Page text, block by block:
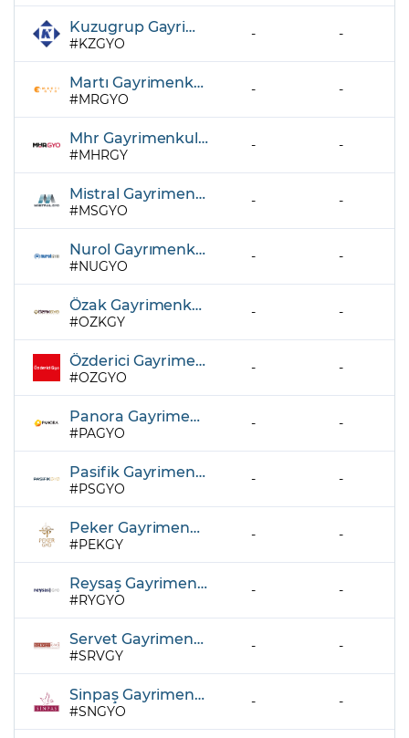
Kuzugrup Gayrimenkul Yatırım Ortaklığı A.Ş.
KZGYO
- -
Martı Gayrimenkul Yatırım Ortaklığı A.Ş.
MRGYO
- -
Mhr Gayrimenkul Yatırım Ortaklığı A.Ş.
MHRGY
- -
Mistral Gayrimenkul Yatırım Ortaklığı A.Ş.
MSGYO
- -
Nurol Gayrımenkul Yatırım Ortaklığı A.Ş.
NUGYO
- -
Özak Gayrimenkul Yatırım Ortaklığı A.Ş.
OZKGY
- -
Özderici Gayrimenkul Yatırım Ortaklığı A.Ş.
OZGYO
- -
Panora Gayrimenkul Yatırım Ortaklığı A.Ş.
PAGYO
- -
Pasifik Gayrimenkul Yatırım Ortaklığı A.Ş.
PSGYO
- -
Peker Gayrimenkul Yatırım Ortaklığı A.Ş.
PEKGY
- -
Reysaş Gayrimenkul Yatırım Ortaklığı A.Ş.
RYGYO
- -
Servet Gayrimenkul Yatırım Ortaklığı A.Ş.
SRVGY
- -
Sinpaş Gayrimenkul Yatırım Ortaklığı A.Ş.
SNGYO
- -